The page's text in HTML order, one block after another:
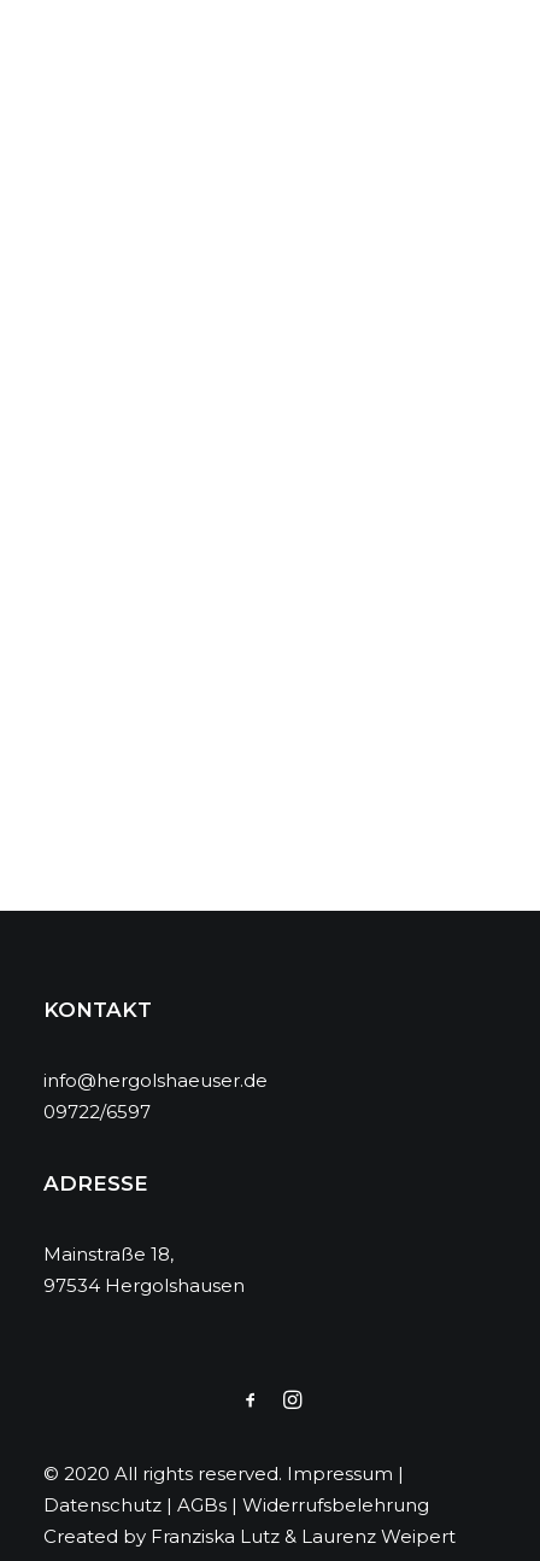
KONTAKT
info@hergolshaeuser.de
09722/6597
ADRESSE
Mainstraße 18,
97534 Hergolshausen
© 2020 All rights reserved. Impressum |
Datenschutz | AGBs | Widerrufsbelehrung
Created by Franziska Lutz & Laurenz Weipert